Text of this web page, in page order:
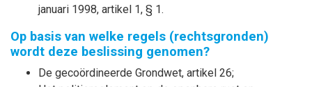
januari 1998, artikel 1, § 1.
Op basis van welke regels (rechtsgronden)
wordt deze beslissing genomen?
De gecoördineerde Grondwet, artikel 26;